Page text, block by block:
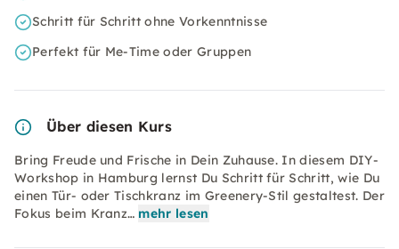
Schritt für Schritt ohne Vorkenntnisse
Perfekt für Me-Time oder Gruppen
Über diesen Kurs
Bring Freude und Frische in Dein Zuhause. In diesem DIY-
Workshop in Hamburg lernst Du Schritt für Schritt, wie Du
einen Tür- oder Tischkranz im Greenery-Stil gestaltest. Der
Fokus beim Kranz… mehr lesen